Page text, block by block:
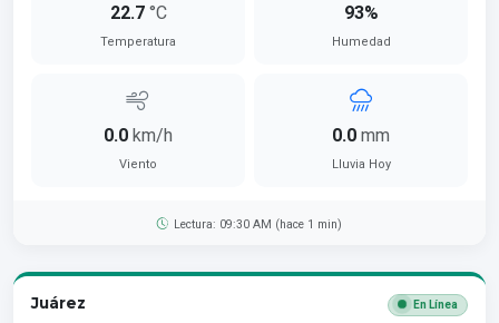
22.7 °C
Temperatura
93%
Humedad
0.0 km/h
Viento
0.0 mm
Lluvia Hoy
Lectura: 09:30 AM (hace 1 min)
Juárez En Línea